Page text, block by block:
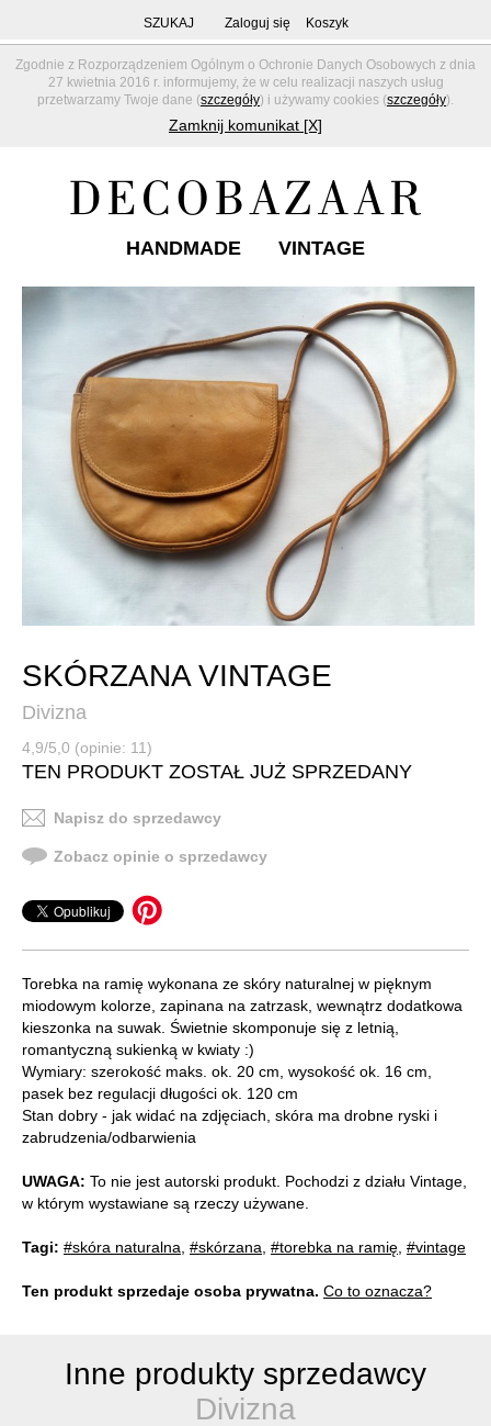
Zgodnie z Rozporządzeniem Ogólnym o Ochronie Danych Osobowych z dnia
27 kwietnia 2016 r. informujemy, że w celu realizacji naszych usług
przetwarzamy Twoje dane (szczegóły) i używamy cookies (szczegóły).
Zamknij komunikat [X]
SZUKAJ Zaloguj się Koszyk
HANDMADE VINTAGE
SKÓRZANA VINTAGE
Divizna
4,9/5,0 (opinie: 11)
TEN PRODUKT ZOSTAŁ JUŻ SPRZEDANY
Napisz do sprzedawcy
Zobacz opinie o sprzedawcy
Torebka na ramię wykonana ze skóry naturalnej w pięknym
miodowym kolorze, zapinana na zatrzask, wewnątrz dodatkowa
kieszonka na suwak. Świetnie skomponuje się z letnią,
romantyczną sukienką w kwiaty :)
Wymiary: szerokość maks. ok. 20 cm, wysokość ok. 16 cm,
pasek bez regulacji długości ok. 120 cm
Stan dobry - jak widać na zdjęciach, skóra ma drobne ryski i
zabrudzenia/odbarwienia
UWAGA: To nie jest autorski produkt. Pochodzi z działu Vintage,
w którym wystawiane są rzeczy używane.
Tagi: #skóra naturalna, #skórzana, #torebka na ramię, #vintage
Ten produkt sprzedaje osoba prywatna. Co to oznacza?
Inne produkty sprzedawcy
Divizna